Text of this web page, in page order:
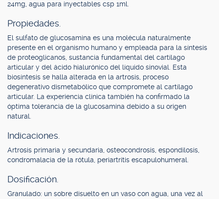
24mg, agua para inyectables csp 1ml.
Propiedades.
El sulfato de glucosamina es una molécula naturalmente
presente en el organismo humano y empleada para la síntesis
de proteoglicanos, sustancia fundamental del cartílago
articular y del ácido hialurónico del líquido sinovial. Esta
biosíntesis se halla alterada en la artrosis, proceso
degenerativo dismetabólico que compromete al cartílago
articular. La experiencia clínica también ha confirmado la
óptima tolerancia de la glucosamina debido a su origen
natural.
Indicaciones.
Artrosis primaria y secundaria, osteocondrosis, espondilosis,
condromalacia de la rótula, periartritis escapulohumeral.
Dosificación.
Granulado: un sobre disuelto en un vaso con agua, una vez al